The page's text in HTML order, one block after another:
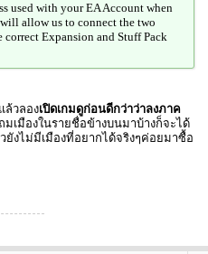
used with your EA Account when
allow us to connect the two
correct Expansion and Stuff Pack
ล้วลองเปิดเกมดูก่อนดีกว่าว่าลงภาค
มเมืองในรายชื่อข้างบนมาบ้างก็จะได้
ยังไม่มีเมืองที่อยากได้จริงๆค่อยมาซื้อ